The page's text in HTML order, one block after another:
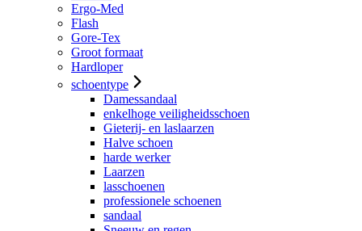
Ergo-Med
Flash
Gore-Tex
Groot formaat
Hardloper
schoentype
Damessandaal
enkelhoge veiligheidsschoen
Gieterij- en laslaarzen
Halve schoen
harde werker
Laarzen
lasschoenen
professionele schoenen
sandaal